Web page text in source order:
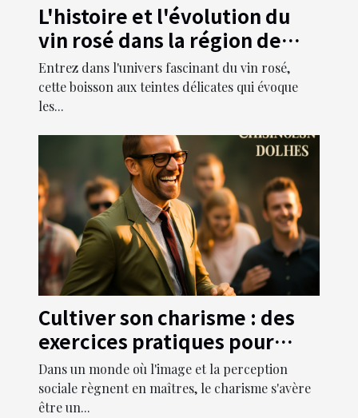
L'histoire et l'évolution du
vin rosé dans la région de
Provence
Entrez dans l'univers fascinant du vin rosé,
cette boisson aux teintes délicates qui évoque
les...
Cultiver son charisme : des
exercices pratiques pour
devenir irrésistible
Dans un monde où l'image et la perception
sociale règnent en maîtres, le charisme s'avère
être un...